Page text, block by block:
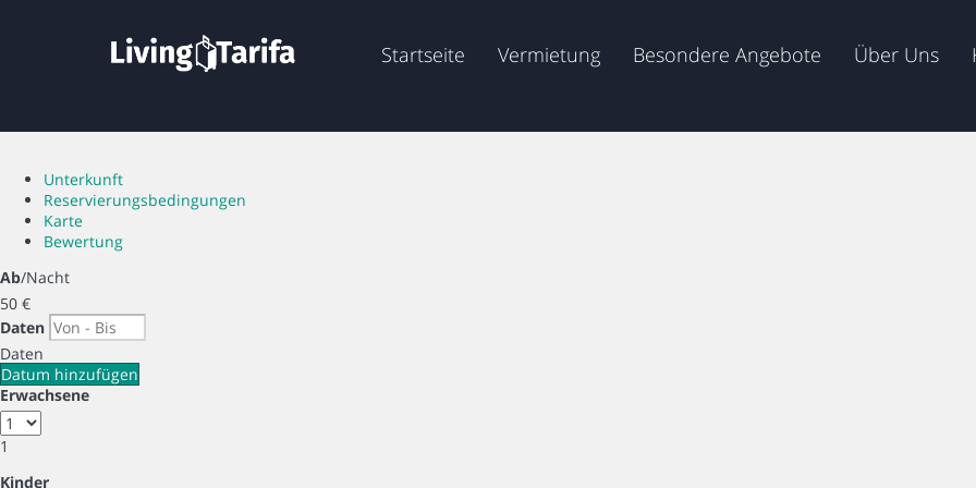
Startseite Vermietung Besondere Angebote Über Uns
Unterkunft
Reservierungsbedingungen
Karte
Bewertung
Ab/Nacht
50 €
Daten
Daten
Datum hinzufügen
Erwachsene
1
Kinder